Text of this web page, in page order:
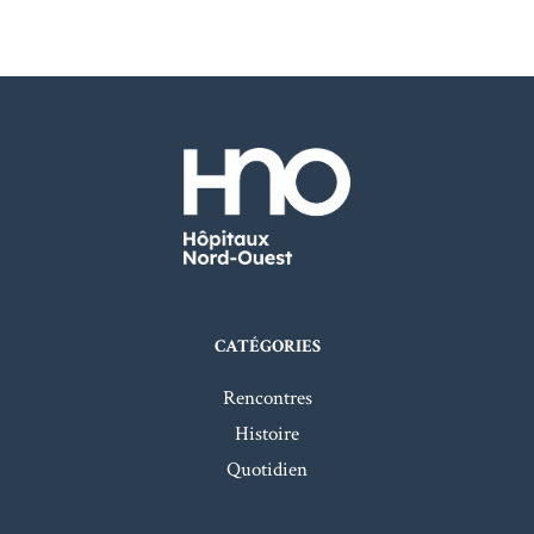
CATÉGORIES
Rencontres
Histoire
Quotidien